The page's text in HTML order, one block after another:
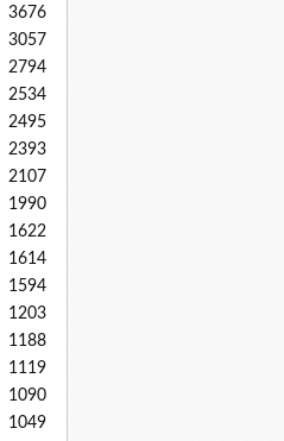
3676
3057
2794
2534
2495
2393
2107
1990
1622
1614
1594
1203
1188
1119
1090
1049